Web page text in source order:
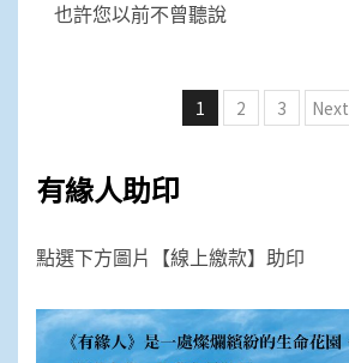
也許您以前不曾聽說
文
1 2 3 Next
有緣人助印
點選下方圖片【線上繳款】助印